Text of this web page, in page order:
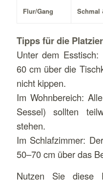
Flur/Gang Schmal
Tipps für die
Unter dem
60 cm über die
nicht kippen.
Im Wohnbereich:
Sessel) sollten
stehen.
Im Schlafzimmer:
50–70 cm über das
Nutzen Sie diese